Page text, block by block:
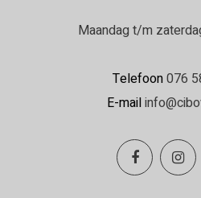
Maandag t/m
Telefoon076
E-mail